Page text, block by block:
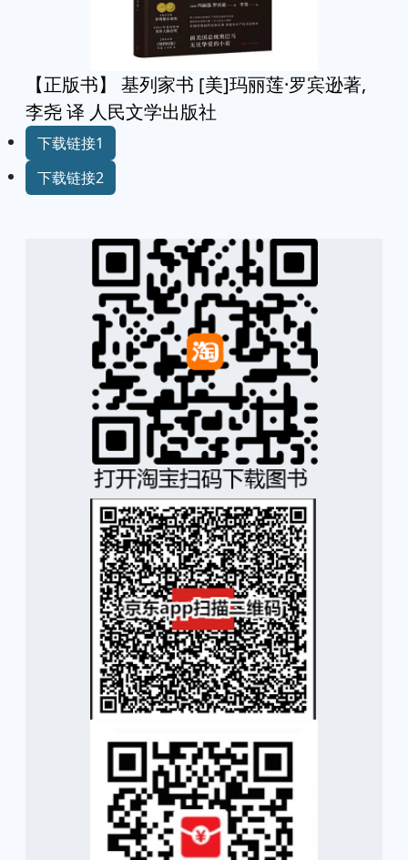
【正版书】 基列家书 [美]玛丽莲·罗宾逊著,
李尧 译 人民文学出版社
下载链接1
下载链接2